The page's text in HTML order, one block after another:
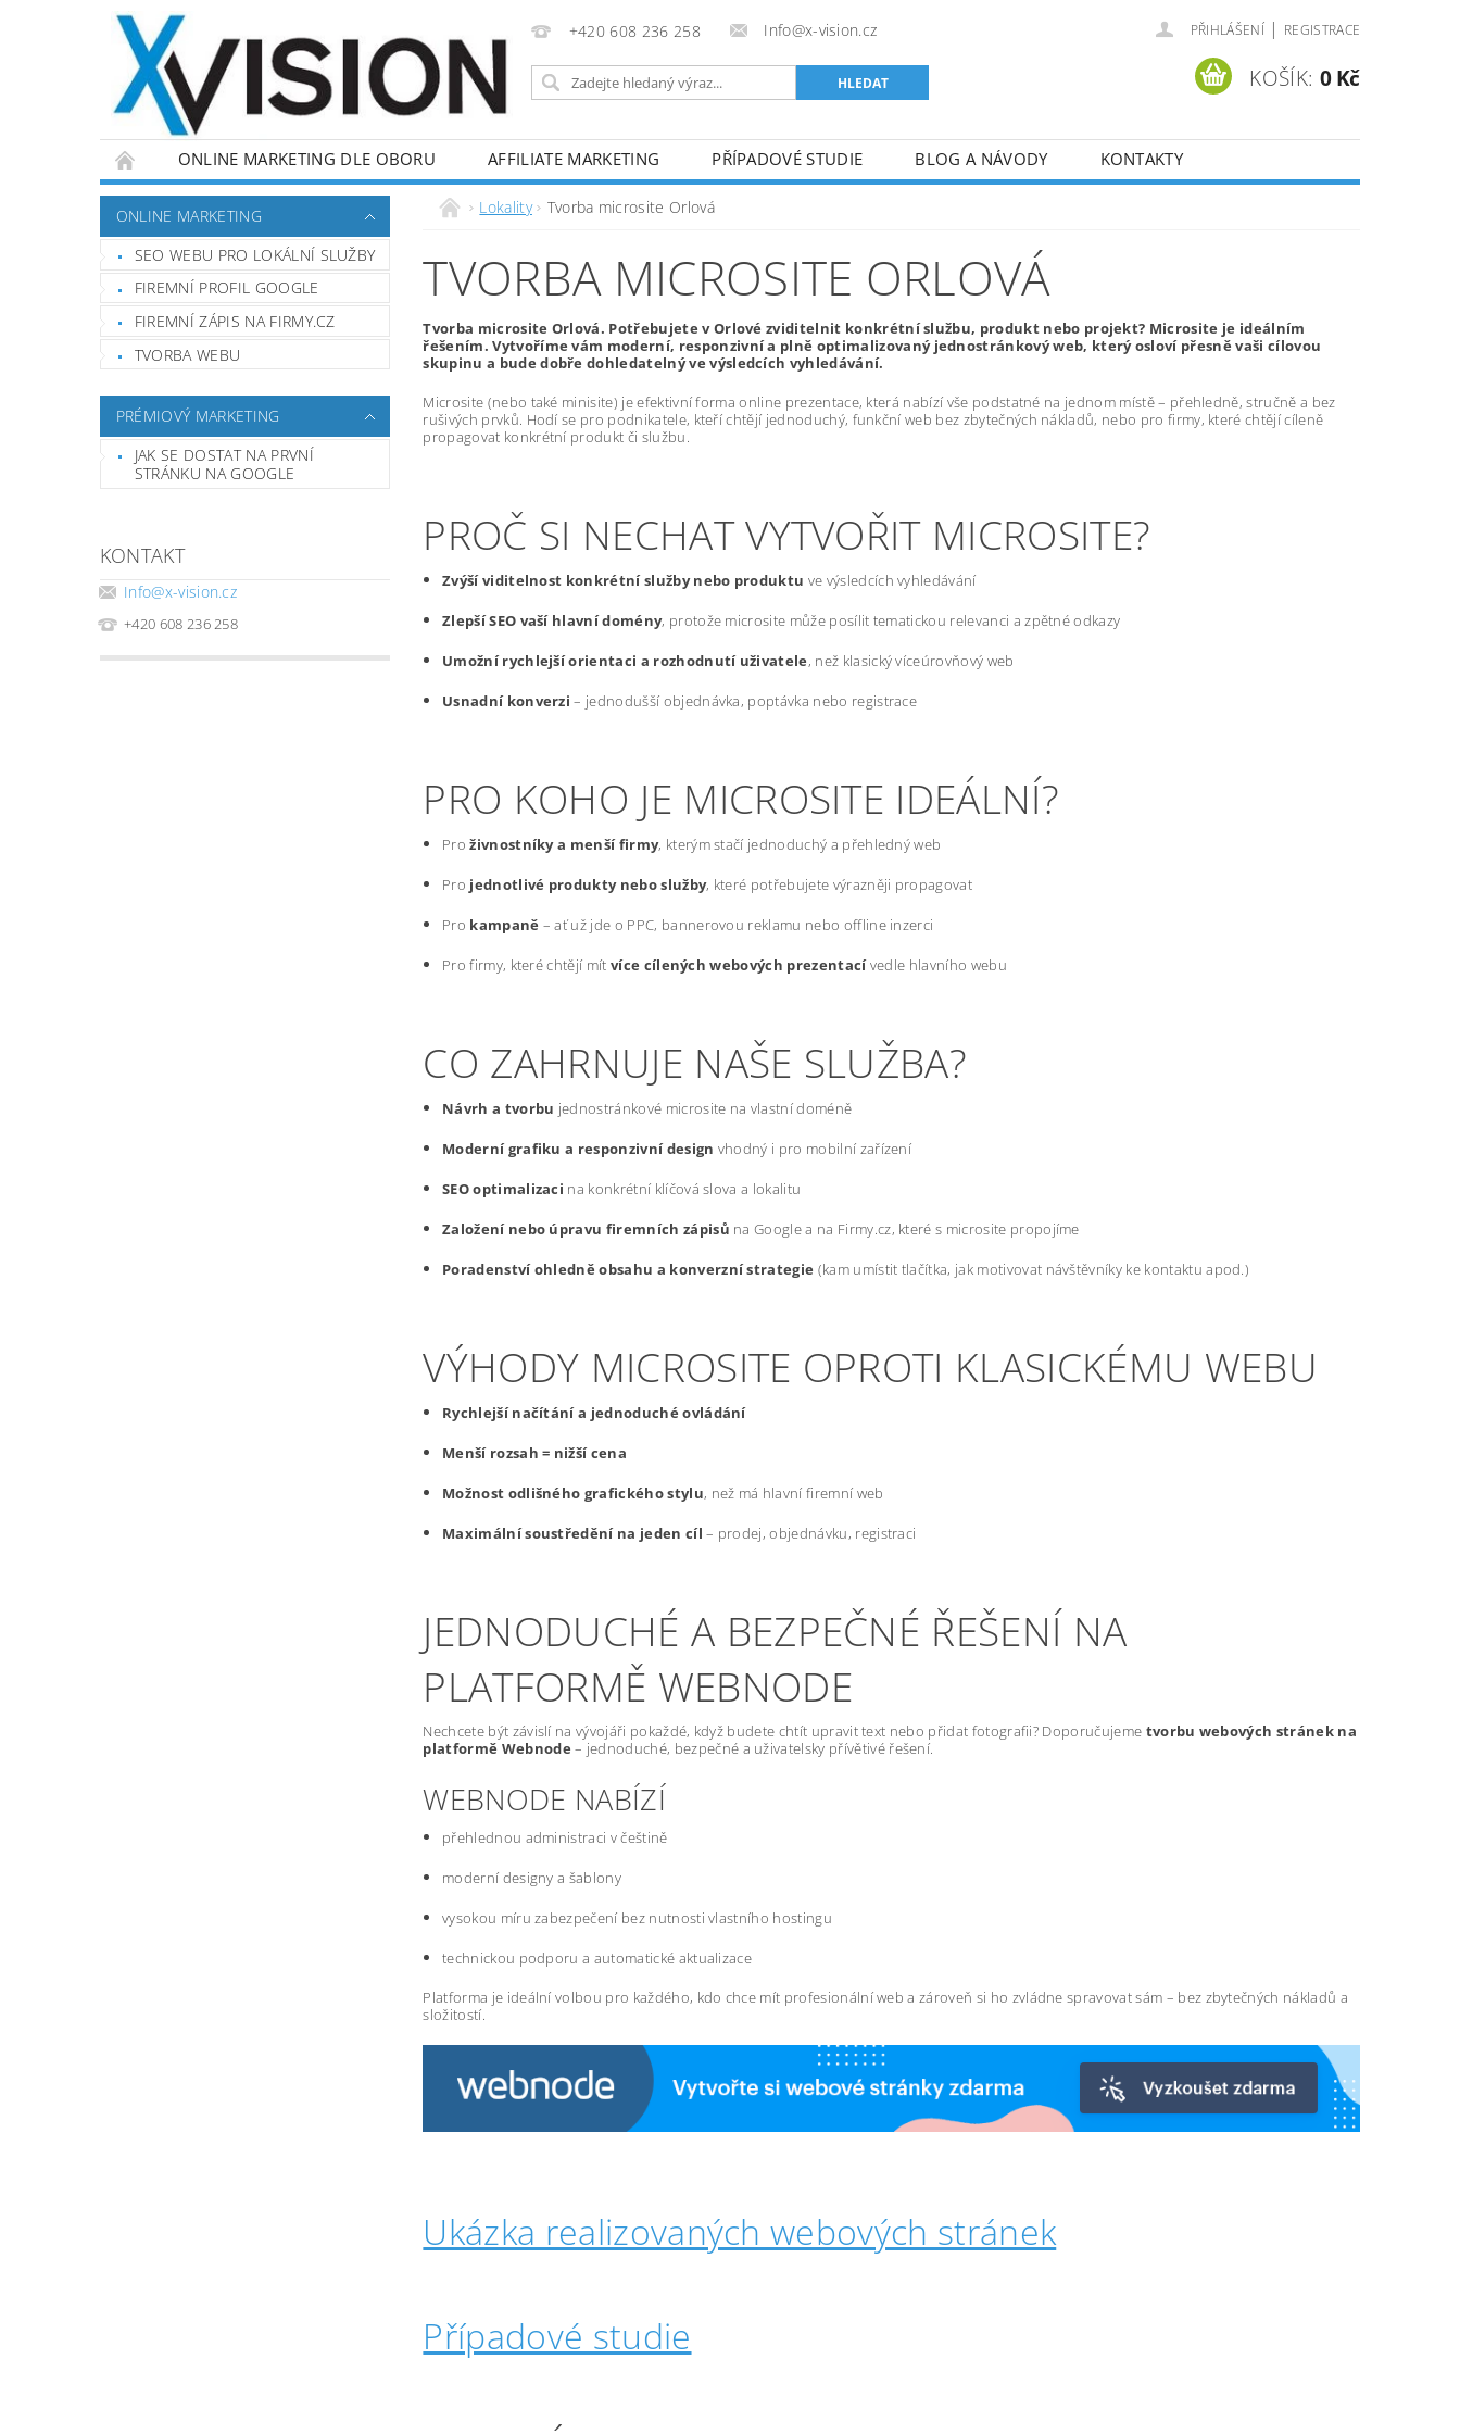
+420 608 236 258 Info@x-vision.cz PŘIHLÁŠENÍ | REGISTRACE
KOŠÍK: 0 Kč
ONLINE MARKETING DLE OBORU AFFILIATE MARKETING PŘÍPADOVÉ STUDIE BLOG A NÁVODY KONTAKTY
ONLINE MARKETING
SEO WEBU PRO LOKÁLNÍ SLUŽBY
FIREMNÍ PROFIL GOOGLE
FIREMNÍ ZÁPIS NA FIRMY.CZ
TVORBA WEBU
PRÉMIOVÝ MARKETING
JAK SE DOSTAT NA PRVNÍ
STRÁNKU NA GOOGLE
KONTAKT
Info@x-vision.cz
+420 608 236 258
Lokality Tvorba microsite Orlová
TVORBA MICROSITE ORLOVÁ
Tvorba microsite Orlová. Potřebujete v Orlové zviditelnit konkrétní službu, produkt nebo projekt? Microsite je ideálním
řešením. Vytvoříme vám moderní, responzivní a plně optimalizovaný jednostránkový web, který osloví přesně vaši cílovou
skupinu a bude dobře dohledatelný ve výsledcích vyhledávání.
Microsite (nebo také minisite) je efektivní forma online prezentace, která nabízí vše podstatné na jednom místě – přehledně, stručně a bez
rušivých prvků. Hodí se pro podnikatele, kteří chtějí jednoduchý, funkční web bez zbytečných nákladů, nebo pro firmy, které chtějí cíleně
propagovat konkrétní produkt či službu.
PROČ SI NECHAT VYTVOŘIT MICROSITE?
Zvýší viditelnost konkrétní služby nebo produktu ve výsledcích vyhledávání
Zlepší SEO vaší hlavní domény, protože microsite může posílit tematickou relevanci a zpětné odkazy
Umožní rychlejší orientaci a rozhodnutí uživatele, než klasický víceúrovňový web
Usnadní konverzi – jednodušší objednávka, poptávka nebo registrace
PRO KOHO JE MICROSITE IDEÁLNÍ?
Proživnostníky a menší firmy, kterým stačí jednoduchý a přehledný web
Pro jednotlivé produkty nebo služby, které potřebujete výrazněji propagovat
Pro kampaně – ať už jde o PPC, bannerovou reklamu nebo offline inzerci
Pro firmy, které chtějí mít více cílených webových prezentacívedle hlavního webu
CO ZAHRNUJE NAŠE SLUŽBA?
Návrh a tvorbu jednostránkové microsite na vlastní doméně
Moderní grafiku a responzivní design vhodný i pro mobilní zařízení
SEO optimalizaci na konkrétní klíčová slova a lokalitu
Založení nebo úpravu firemních zápisů na Google a na Firmy.cz, které s microsite propojíme
Poradenství ohledně obsahu a konverzní strategie (kam umístit tlačítka, jak motivovat návštěvníky ke kontaktu apod.)
VÝHODY MICROSITE OPROTI KLASICKÉMU WEBU
Rychlejší načítání a jednoduché ovládání
Menší rozsah = nižší cena
Možnost odlišného grafického stylu, než má hlavní firemní web
Maximální soustředění na jeden cíl – prodej, objednávku, registraci
JEDNODUCHÉ A BEZPEČNÉ ŘEŠENÍ NA
PLATFORMĚ WEBNODE
Nechcete být závislí na vývojáři pokaždé, když budete chtít upravit text nebo přidat fotografii? Doporučujeme tvorbu webových stránek na
platformě Webnode – jednoduché, bezpečné a uživatelsky přívětivé řešení.
WEBNODE NABÍZÍ
přehlednou administraci v češtině
moderní designy a šablony
vysokou míru zabezpečení bez nutnosti vlastního hostingu
technickou podporu a automatické aktualizace
Platforma je ideální volbou pro každého, kdo chce mít profesionální web a zároveň si ho zvládne spravovat sám – bez zbytečných nákladů a
složitostí.
Ukázka realizovaných webových stránek
Případové studie